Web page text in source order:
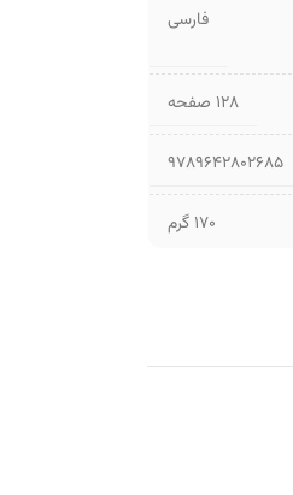
فارسی
۱۲۸ صفحه
9789642802685
170 گرم